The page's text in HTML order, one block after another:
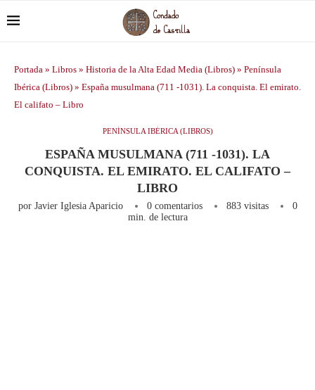
Portada » Libros » Historia de la Alta Edad Media (Libros) » Península
Ibérica (Libros) » España musulmana (711 -1031). La conquista. El emirato.
El califato – Libro
PENÍNSULA IBÉRICA (LIBROS)
ESPAÑA MUSULMANA (711 -1031). LA
CONQUISTA. EL EMIRATO. EL CALIFATO –
LIBRO
por Javier Iglesia Aparicio 0 comentarios 883visitas
0
min. de lectura